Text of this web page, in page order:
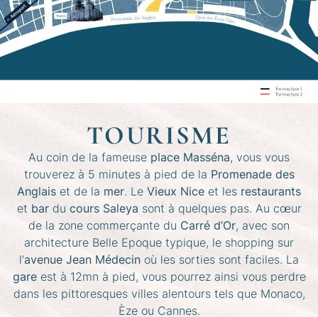
TOURISME
Au coin de la fameuse place Masséna, vous vous
trouverez à 5 minutes à pied de la Promenade des
Anglais et de la mer. Le Vieux Nice et les restaurants
et bardu cours Saleya sont à quelques pas. Au cœur
de la zone commerçante du Carré d’Or, avec son
architecture Belle Epoque typique, le shopping sur
l’avenue Jean Médecin où les sorties sont faciles. La
gareest à 12mn à pied, vous pourrez ainsi vous perdre
dans les pittoresques villes alentours tels que Monaco,
Èze ou Cannes.